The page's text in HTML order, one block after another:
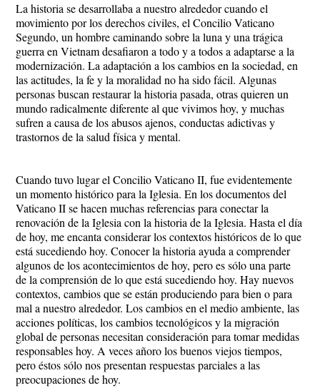
La historia se desarrollaba a nuestro alrededor cuando el
movimiento por los derechos civiles, el Concilio Vaticano
Segundo, un hombre caminando sobre la luna y una trágica
guerra en Vietnam desafiaron a todo y a todos a adaptarse a la
modernización. La adaptación a los cambios en la sociedad, en
las actitudes, la fe y la moralidad no ha sido fácil. Algunas
personas buscan restaurar la historia pasada, otras quieren un
mundo radicalmente diferente al que vivimos hoy, y muchas
sufren a causa de los abusos ajenos, conductas adictivas y
trastornos de la salud física y mental.
Cuando tuvo lugar el Concilio Vaticano II, fue evidentemente
un momento histórico para la Iglesia. En los documentos del
Vaticano II se hacen muchas referencias para conectar la
renovación de la Iglesia con la historia de la Iglesia. Hasta el día
de hoy, me encanta considerar los contextos históricos de lo que
está sucediendo hoy. Conocer la historia ayuda a comprender
algunos de los acontecimientos de hoy, pero es sólo una parte
de la comprensión de lo que está sucediendo hoy. Hay nuevos
contextos, cambios que se están produciendo para bien o para
mal a nuestro alrededor. Los cambios en el medio ambiente, las
acciones políticas, los cambios tecnológicos y la migración
global de personas necesitan consideración para tomar medidas
responsables hoy. A veces añoro los buenos viejos tiempos,
pero éstos sólo nos presentan respuestas parciales a las
preocupaciones de hoy.